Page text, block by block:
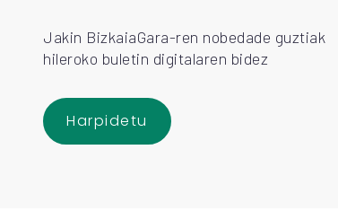
Jakin BizkaiaGara-ren nobedade guztiak
hileroko buletin digitalaren bidez
Harpidetu